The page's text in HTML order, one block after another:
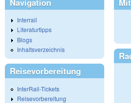
Interrail
Literaturtipps
Blogs
Inhaltsverzeichnis
Reisevorbereitung
InterRail-Tickets
Reisevorbereitung